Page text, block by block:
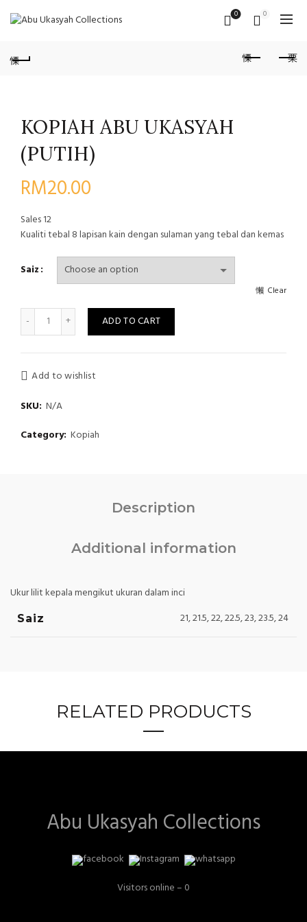
0 0
KOPIAH ABU UKASYAH
(PUTIH)
RM20.00
Sales12
Kualiti tebal 8 lapisan kain dengan sulaman yang tebal dan kemas
Saiz
Clear
Quantity ADD TO CART
Add to wishlist
SKU: N/A
Category: Kopiah
Description
Additional information
Ukur lilit kepala mengikut ukuran dalam inci
Saiz 21, 21.5, 22, 22.5, 23, 23.5, 24
RELATED PRODUCTS
Abu Ukasyah Collections
Visitors online – 0